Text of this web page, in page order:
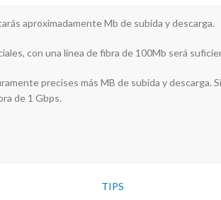
aproximadamente Mb de subida y descarga.
con una línea de fibra de 100Mb será
precises más MB de subida y
de 1 Gbps.
TIPS